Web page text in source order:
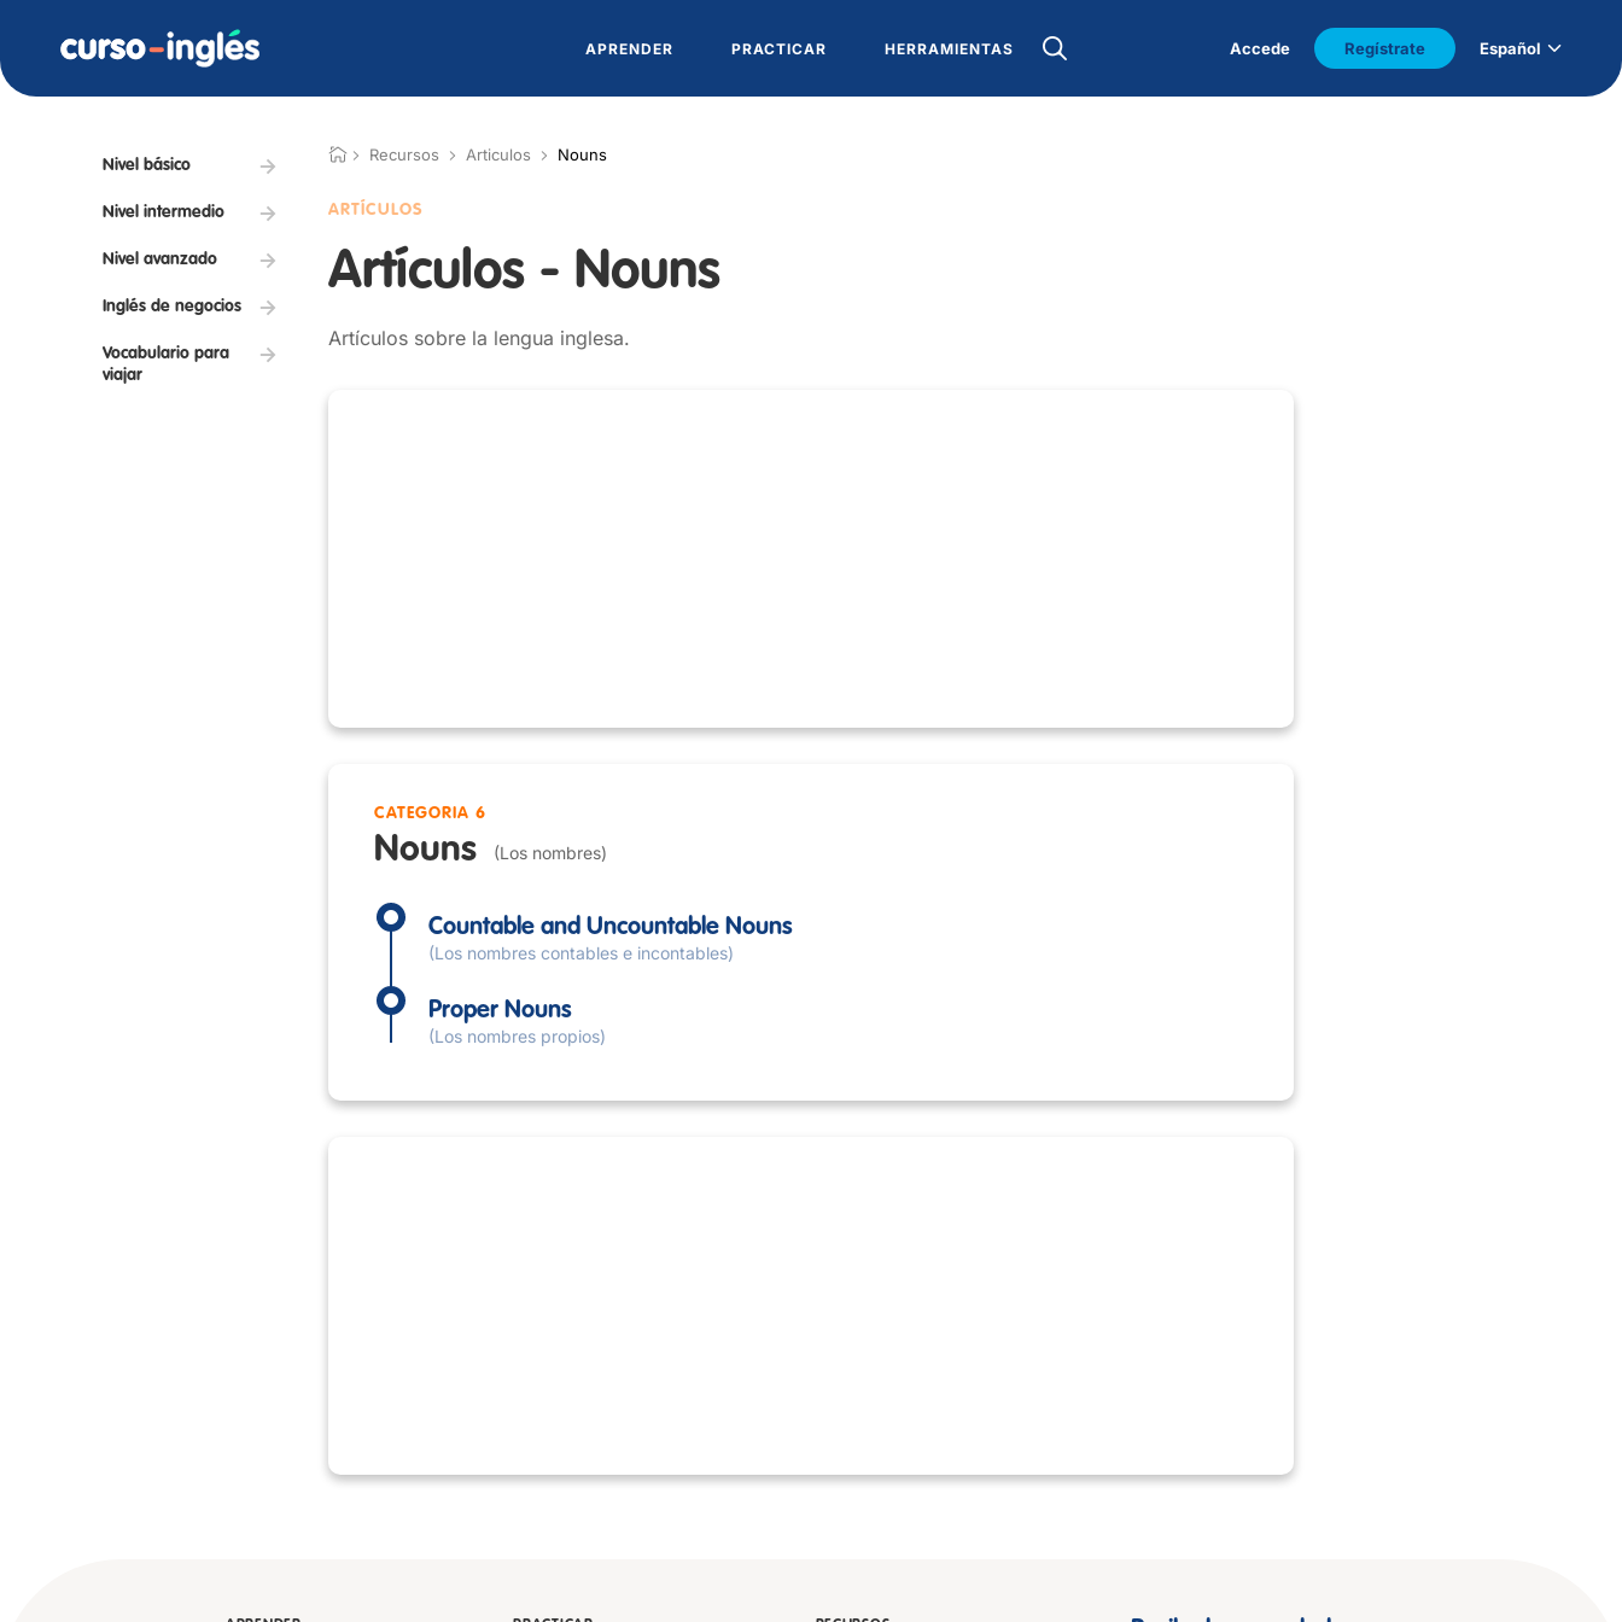
APRENDER PRACTICAR HERRAMIENTAS Accede Regístrate Español
Nivel básico
Nivel intermedio
Nivel avanzado
Inglés de negocios
Vocabulario para
viajar
Recursos Articulos Nouns
ARTÍCULOS
Artículos - Nouns
Artículos sobre la lengua inglesa.
CATEGORIA 6
Nouns (Los nombres)
Countable and Uncountable Nouns
(Los nombres contables e incontables)
Proper Nouns
(Los nombres propios)